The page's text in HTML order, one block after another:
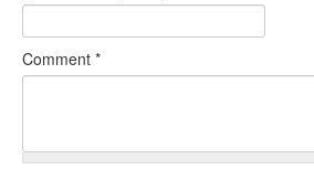
Comment *